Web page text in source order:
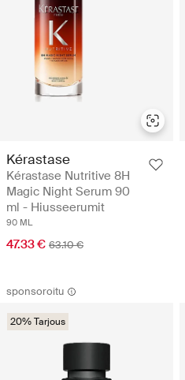
Kérastase
Kérastase Nutritive 8H
Magic Night Serum 90
ml - Hiusseerumit
90 ML
47.33 € 63.10 €
sponsoroitu
20% Tarjous